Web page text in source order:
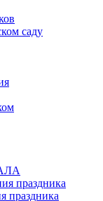
саду
праздника
праздника